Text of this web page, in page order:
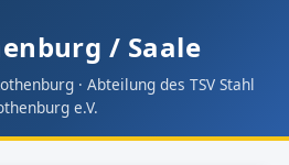
/ Saale
· Abteilung des TSV Stahl
e.V.